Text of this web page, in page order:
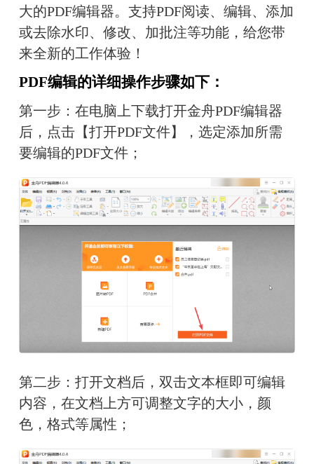
大的PDF编辑器。支持PDF阅读、编辑、添加
或去除水印、修改、加批注等功能，给您带
来全新的工作体验！
PDF编辑的详细操作步骤如下：
第一步：在电脑上下载打开金舟PDF编辑器
后，点击【打开PDF文件】，选定添加所需
要编辑的PDF文件；
第二步：打开文档后，双击文本框即可编辑
内容，在文档上方可调整文字的大小，颜
色，格式等属性；